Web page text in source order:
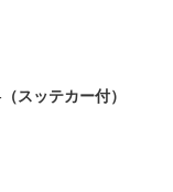
スッテカー付）